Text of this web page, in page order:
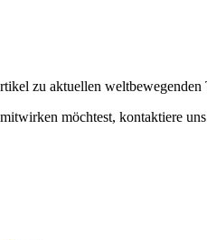
zu aktuellen weltbewegenden
möchtest, kontaktiere